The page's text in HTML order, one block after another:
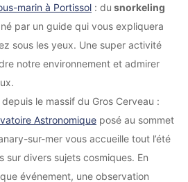
marin à Portissol : du snorkeling
par un guide qui vous expliquera
sous les yeux. Une super activité
notre environnement et admirer
depuis le massif du Gros Cerveau :
Astronomique posé au sommet
sur-mer vous accueille tout l’été
sur divers sujets cosmiques. En
événement, une observation